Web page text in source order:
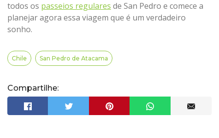
todos os passeios regulares de San Pedro e comece a
planejar agora essa viagem que é um verdadeiro
sonho.
Chile San Pedro de Atacama
Compartilhe: